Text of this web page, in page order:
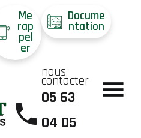
Me
rap
pel
er
Docume
ntation
nous
contacter
05 63
04 05